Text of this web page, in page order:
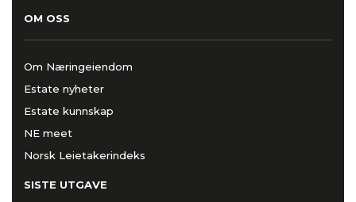
OM OSS
Om Næringeiendom
Estate nyheter
Estate kunnskap
NE meet
Norsk Leietakerindeks
SISTE UTGAVE